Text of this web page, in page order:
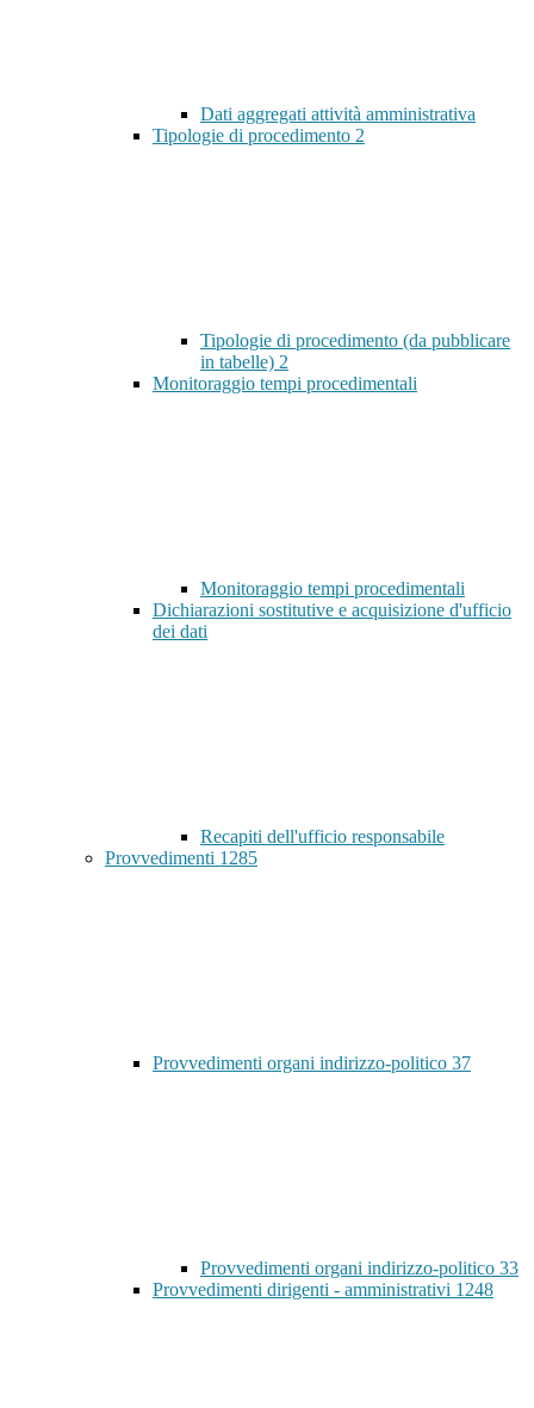
Dati aggregati attività amministrativa
Tipologie di procedimento 2
Tipologie di procedimento (da pubblicare
in tabelle) 2
Monitoraggio tempi procedimentali
Monitoraggio tempi procedimentali
Dichiarazioni sostitutive e acquisizione d'ufficio
dei dati
Recapiti dell'ufficio responsabile
Provvedimenti 1285
Provvedimenti organi indirizzo-politico 37
Provvedimenti organi indirizzo-politico 33
Provvedimenti dirigenti - amministrativi 1248